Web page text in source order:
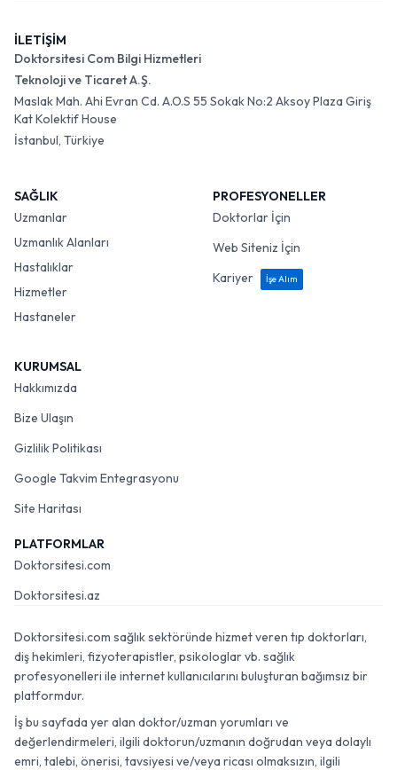
İLETİŞİM
Doktorsitesi Com Bilgi Hizmetleri
Teknoloji ve Ticaret A.Ş.
Maslak Mah. Ahi Evran Cd. A.O.S 55 Sokak No:2 Aksoy Plaza Giriş
Kat Kolektif House
İstanbul, Türkiye
SAĞLIK
Uzmanlar
Uzmanlık Alanları
Hastalıklar
Hizmetler
Hastaneler
PROFESYONELLER
Doktorlar İçin
Web Siteniz İçin
Kariyer
İşe Alım
KURUMSAL
Hakkımızda
Bize Ulaşın
Gizlilik Politikası
Google Takvim Entegrasyonu
Site Haritası
PLATFORMLAR
Doktorsitesi.com
Doktorsitesi.az
Doktorsitesi.com sağlık sektöründe hizmet veren tıp doktorları,
diş hekimleri, fizyoterapistler, psikologlar vb. sağlık
profesyonelleri ile internet kullanıcılarını buluşturan bağımsız bir
platformdur.
İş bu sayfada yer alan doktor/uzman yorumları ve
değerlendirmeleri, ilgili doktorun/uzmanın doğrudan veya dolaylı
emri, talebi, önerisi, tavsiyesi ve/veya ricası olmaksızın, ilgili